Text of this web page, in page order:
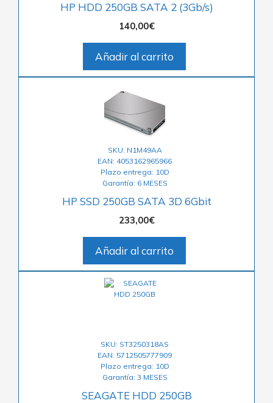
HP HDD 250GB SATA 2 (3Gb/s)
140,00€
Añadir al carrito
SKU: N1M49AA
EAN: 4053162965966
Plazo entrega: 10D
Garantía: 6 MESES
HP SSD 250GB SATA 3D 6Gbit
233,00€
Añadir al carrito
SKU: ST3250318AS
EAN: 5712505777909
Plazo entrega: 10D
Garantía: 3 MESES
SEAGATE HDD 250GB